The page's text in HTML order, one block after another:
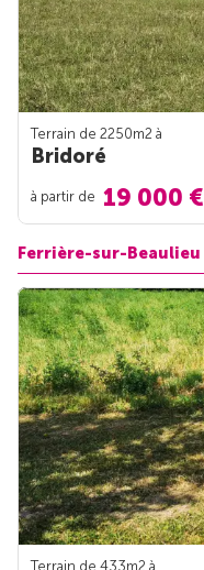
Terrain de 2250m2 à
Bridoré
à partir de 19 000 €
Ferrière-sur-Beaulieu
Terrain de 433m2 à